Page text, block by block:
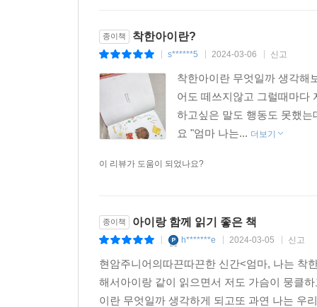
종이책 착한아이란?
s******5 2024-03-06 신고
착한아이란 무엇일까 생각해
어도 떼쓰지않고 그럴때마다
하고싶은 말도 행동도 못했
요 "엄마 나는... 더보기
이 리뷰가 도움이 되었나요?
종이책 아이랑 함께 읽기 좋은 책
h*******e 2024-03-05 신고
현암주니어의따끈따끈한 신간<엄마, 나는 착
해서아이랑 같이 읽으면서 저도 가슴이 뭉클
이란 무엇일까 생각하게 되고또 과연 나는 우